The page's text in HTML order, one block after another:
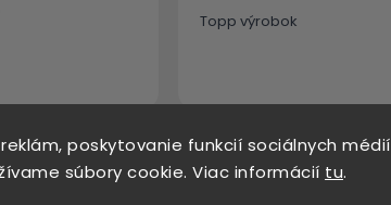
poskytovanie funkcií sociálnych médií
súbory cookie. Viac informácií tu.
Topp výrobok
Zobraziť ďalšie recenzie